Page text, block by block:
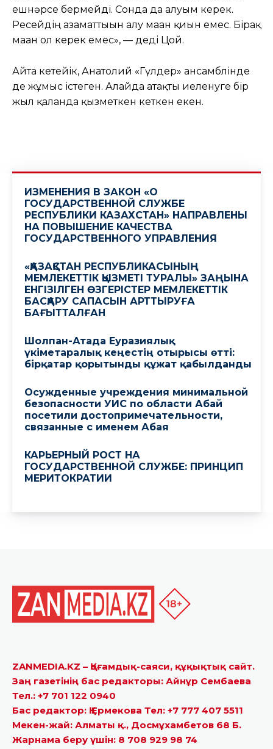
ZANMEDIA.KZ – Қоғамдық-саяси, құқықтық сайт.
Заң газетінің бас редакторы: Айнұр Сембаева
Тел.: +7 701 122 0940
Бас редактор: Қ.Ермекова Тел: +7 777 407 5511
Мекен-жай: Алматы қ., Досмұхамбетов 68 Б.
Жарнама беру үшін: 8 708 929 98 74